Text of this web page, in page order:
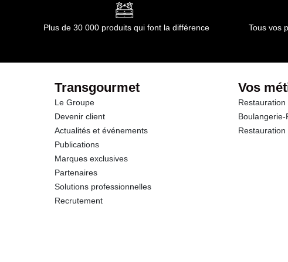
Protéines
Sel
Conformément aux informations transmises par le(s)
Plus de 30 000 produits qui font la différence Tous vos
Transgourmet
Le Groupe
Devenir client
Actualités et événements
Publications
Marques exclusives
Partenaires
Solutions professionnelles
Recrutement
Vos
Boulangerie-
Restauration